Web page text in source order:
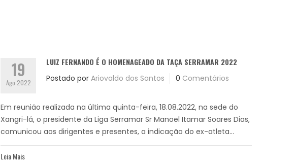
19
Ago 2022
LUIZ FERNANDO É O HOMENAGEADO DA TAÇA SERRAMAR 2022
Postado por Ariovaldo dos Santos 0 Comentários
Em reunião realizada na última quinta-feira, 18.08.2022, na sede do
Xangri-lá, o presidente da Liga Serramar Sr Manoel Itamar Soares Dias,
comunicou aos dirigentes e presentes, a indicação do ex-atleta...
Leia Mais